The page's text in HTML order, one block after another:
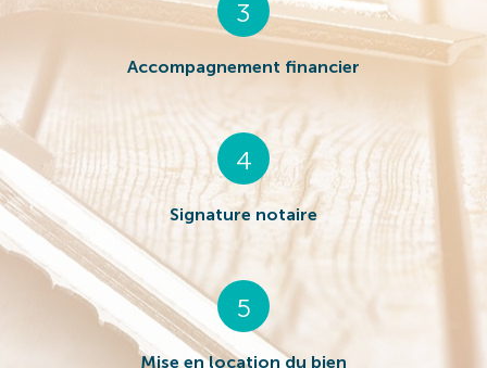
3
Accompagnement financier
4
Signature notaire
5
Mise en location du bien